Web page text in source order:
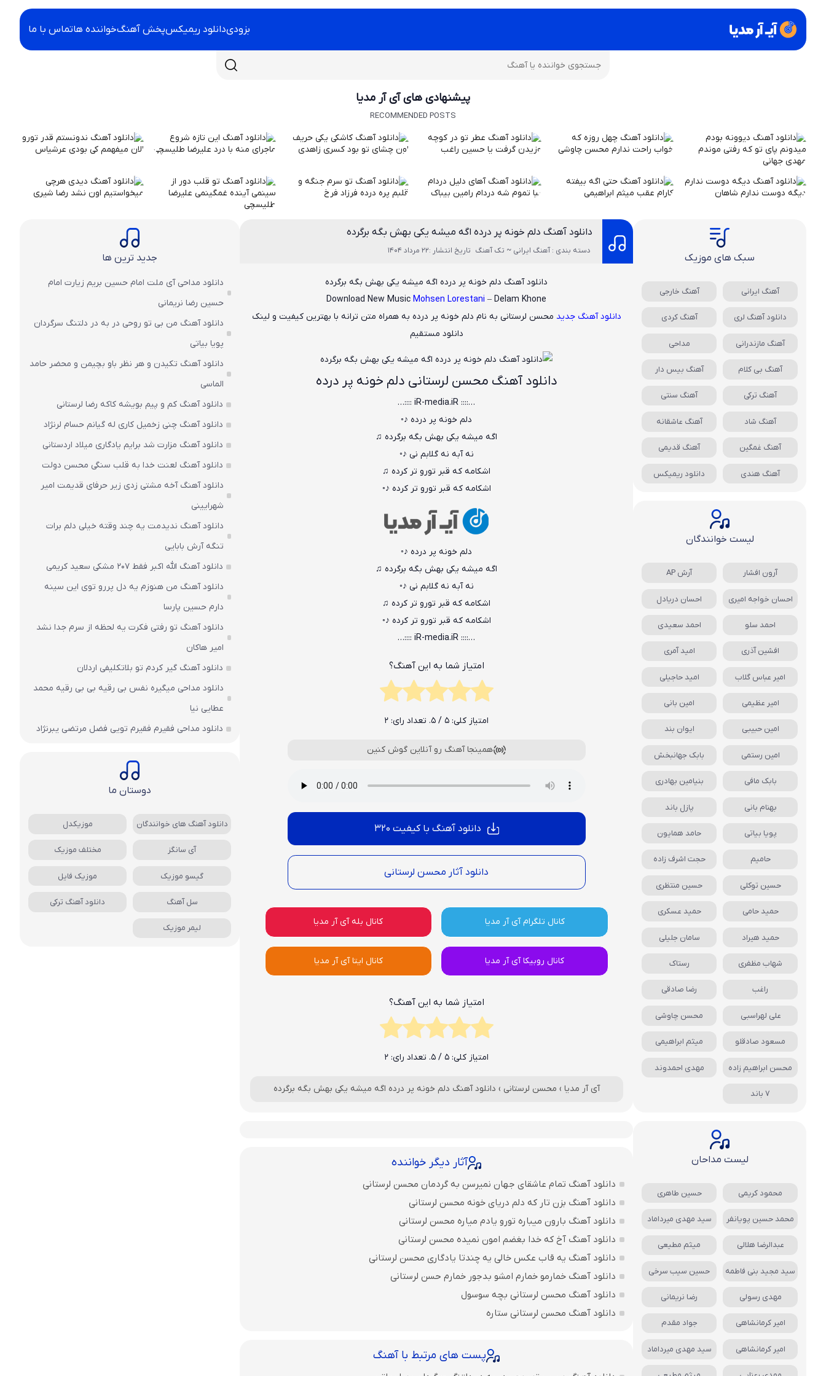
بزودیدانلود ریمیکسپخش آهنگخواننده هاتماس با ما
پیشنهادی های آی آر مدیا
RECOMMENDED POSTS
دانلود آهنگ دلم خونه پر درده اگه میشه یکی بهش بگه برگرده
دسته بندی : آهنگ ایرانی ~ تک آهنگ تاریخ انتشار :22 مرداد 1404
دانلود آهنگ دلم خونه پر درده اگه میشه یکی بهش بگه برگرده
Download New Music Mohsen Lorestani– Delam Khone
دانلود آهنگ جدید محسن لرستانی به نام دلم خونه پر درده به همراه متن ترانه با بهترین کیفیت و لینک
دانلود مستقیم
دانلود آهنگ محسن لرستانی دلم خونه پر درده
…:::: iR-media.iR ::::…
دلم خونه پر درده ♪◦
اگه میشه یکی بهش بگه برگرده ♫
نه آبه نه گلابم نی ♪◦
اشکامه که قبر تورو تر کرده ♫
اشکامه که قبر تورو تر کرده ♪◦
دلم خونه پر درده ♪◦
اگه میشه یکی بهش بگه برگرده ♫
نه آبه نه گلابم نی ♪◦
اشکامه که قبر تورو تر کرده ♫
اشکامه که قبر تورو تر کرده ♪◦
…:::: iR-media.iR ::::…
امتیاز شما به این آهنگ؟
امتیاز کلی: 5/ 5. تعداد رای: 2
همینجا آهنگ رو آنلاین گوش کنین
دانلود آهنگ با کیفیت 320
دانلود آثار محسن لرستانی
کانال تلگرام آی آر مدیا کانال بله آی آر مدیا
کانال روبیکا آی آر مدیا کانال ایتا آی آر مدیا
امتیاز شما به این آهنگ؟
امتیاز کلی: 5/ 5. تعداد رای: 2
آی آر مدیا › محسن لرستانی › دانلود آهنگ دلم خونه پر درده اگه میشه یکی بهش بگه برگرده
آثار دیگر خواننده
دانلود آهنگ تمام عاشقای جهان نمیرسن به گردمان محسن لرستانی
دانلود آهنگ بزن تار که دلم دریای خونه محسن لرستانی
دانلود آهنگ بارون میباره تورو یادم میاره محسن لرستانی
دانلود آهنگ آخ که خدا بغضم امون نمیده محسن لرستانی
دانلود آهنگ یه قاب عکس خالی یه چندتا یادگاری محسن لرستانی
دانلود آهنگ خمارمو خمارم امشو بدجور خمارم حسن لرستانی
دانلود آهنگ محسن لرستانی بچه سوسول
دانلود آهنگ محسن لرستانی ستاره
پست های مرتبط با آهنگ
سبک های موزیک
آهنگ ایرانی آهنگ خارجی
دانلود آهنگ لری آهنگ کردی
آهنگ مازندرانی مداحی
آهنگ بی کلام آهنگ بیس دار
آهنگ ترکی آهنگ سنتی
آهنگ شاد آهنگ عاشقانه
آهنگ غمگین آهنگ قدیمی
آهنگ هندی دانلود ریمیکس
لیست خوانندگان
آرون افشار آرش AP
احسان خواجه امیری احسان دریادل
احمد سلو احمد سعیدی
افشین آذری امید آمری
امیر عباس گلاب امید حاجیلی
امیر عظیمی امین بانی
امین حبیبی ایوان بند
امین رستمی بابک جهانبخش
بابک مافی بنیامین بهادری
بهنام بانی پازل باند
پویا بیاتی حامد همایون
حامیم حجت اشرف زاده
حسین توکلی حسین منتظری
حمید حامی حمید عسکری
حمید هیراد سامان جلیلی
شهاب مظفری رستاک
راغب رضا صادقی
علی لهراسبی محسن چاوشی
مسعود صادقلو میثم ابراهیمی
محسن ابراهیم زاده مهدی احمدوند
7 باند
لیست مداحان
محمود کریمی حسین طاهری
محمد حسین پویانفر سید مهدی میرداماد
عبدالرضا هلالی میثم مطیعی
سید مجید بنی فاطمه حسین سیب سرخی
مهدی رسولی رضا نریمانی
امیر کرمانشاهی جواد مقدم
امیر کرمانشاهی سید مهدی میرداماد
جدید ترین ها
دانلود مداحی آی ملت امام حسین بریم زیارت امام
حسین رضا نریمانی
دانلود آهنگ من بی تو روحی در به در دلتنگ سرگردان
پویا بیاتی
دانلود آهنگ تکیدن و هر نظر باو بچیمن و محضر حامد
الماسی
دانلود آهنگ کم و پیم بویشه کاکه رضا لرستانی
دانلود آهنگ چنی زخمیل کاری له گیانم حسام لرنژاد
دانلود آهنگ مزارت شد برایم یادگاری میلاد اردستانی
دانلود آهنگ لعنت خدا به قلب سنگی محسن دولت
دانلود آهنگ آخه مشتی زدی زیر حرفای قدیمت امیر
شهرایینی
دانلود آهنگ ندیدمت یه چند وقته خیلی دلم برات
تنگه آرش بابایی
دانلود آهنگ الله اکبر فقط 207 مشکی سعید کریمی
دانلود آهنگ من هنوزم یه دل پررو توی این سینه
دارم حسین پارسا
دانلود آهنگ تو رفتی فکرت یه لحظه از سرم جدا نشد
امیر هاکان
دانلود آهنگ گیر کردم تو بلاتکلیفی اردلان
دانلود مداحی میگیره نفس بی رقیه بی بی رقیه محمد
عطایی نیا
دانلود مداحی فقیرم فقیرم تویی فضل مرتضی یبرنژاد
دوستان ما
دانلود آهنگ های خوانندگان موزیکدل
آی سانگز مختلف موزیک
گیسو موزیک موزیک فایل
سل آهنگ دانلود آهنگ ترکی
لیمر موزیک